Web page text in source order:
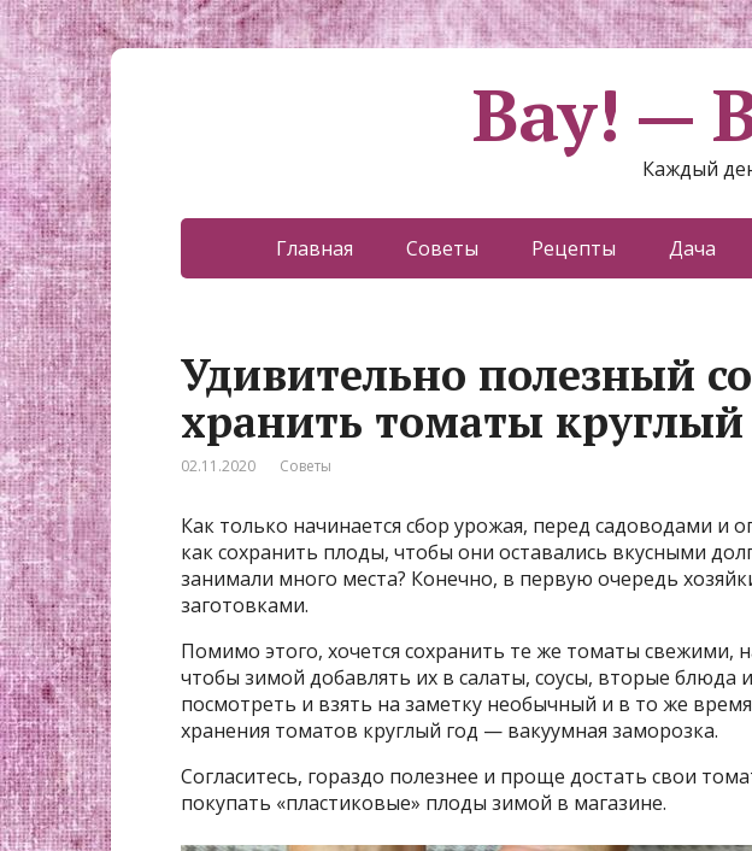
Вау! —
Каждый
Главная Советы Рецепты Дача
Удивительно полезный
хранить томаты круглый
02.11.2020 Советы
Как только начинается сбор урожая, перед садоводами и
как сохранить плоды, чтобы они оставались вкусными
занимали много места? Конечно, в первую очередь
заготовками.
Помимо этого, хочется сохранить те же томаты свежими,
чтобы зимой добавлять их в салаты, соусы, вторые блюда
посмотреть и взять на заметку необычный и в то же
хранения томатов круглый год — вакуумная заморозка.
Согласитесь, гораздо полезнее и проще достать свои
покупать «пластиковые» плоды зимой в магазине.